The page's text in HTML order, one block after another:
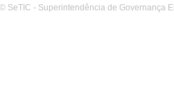
© SeTIC - Superintendência de Governança